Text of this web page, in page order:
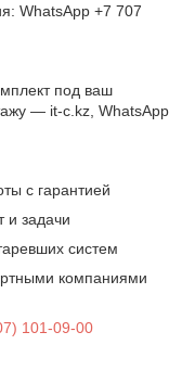
WhatsApp +7 707
под ваш
— it-c.kz, WhatsApp
с гарантией
и задачи
систем
компаниями
101-09-00